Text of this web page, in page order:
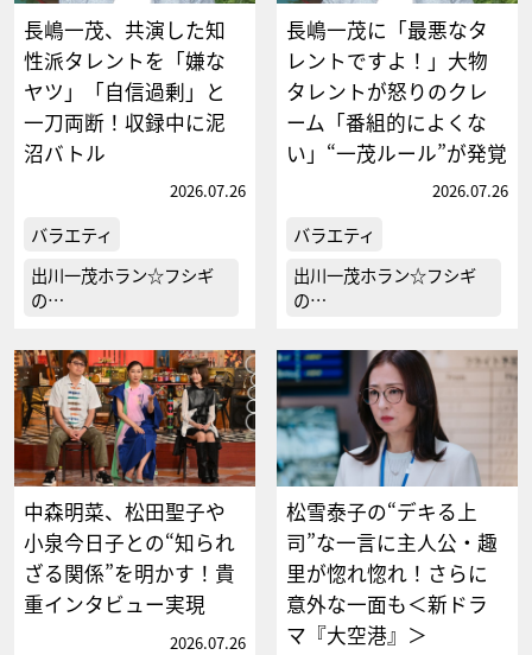
長嶋一茂、共演した知
性派タレントを「嫌な
ヤツ」「自信過剰」と
一刀両断！収録中に泥
沼バトル
2026.07.26
バラエティ
出川一茂ホラン☆フシギ
の…
長嶋一茂に「最悪なタ
レントですよ！」大物
タレントが怒りのクレ
ーム「番組的によくな
い」“一茂ルール”が発覚
2026.07.26
バラエティ
出川一茂ホラン☆フシギ
の…
中森明菜、松田聖子や
小泉今日子との“知られ
ざる関係”を明かす！貴
重インタビュー実現
2026.07.26
松雪泰子の“デキる上
司”な一言に主人公・趣
里が惚れ惚れ！さらに
意外な一面も＜新ドラ
マ『大空港』＞